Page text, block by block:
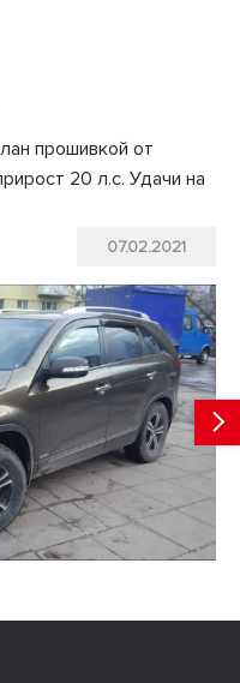
прошивкой от
20 л.с. Удачи на
07.02.2021